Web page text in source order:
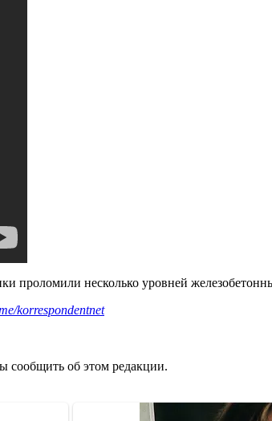
проломили несколько уровней
korrespondentnet
сообщить об этом редакции.